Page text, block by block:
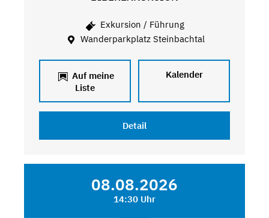
Exkursion / Führung
Wanderparkplatz Steinbachtal
Auf meine
Liste
Kalender
Detail
08.08.2026
14:30 Uhr